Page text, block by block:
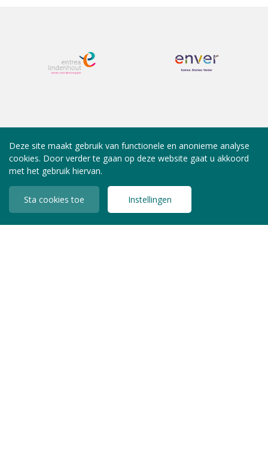
Deze site maakt gebruik van functionele en anonieme analyse
cookies. Door verder te gaan op deze website gaat u akkoord
met het gebruik hiervan.
Sta cookies toe Instellingen